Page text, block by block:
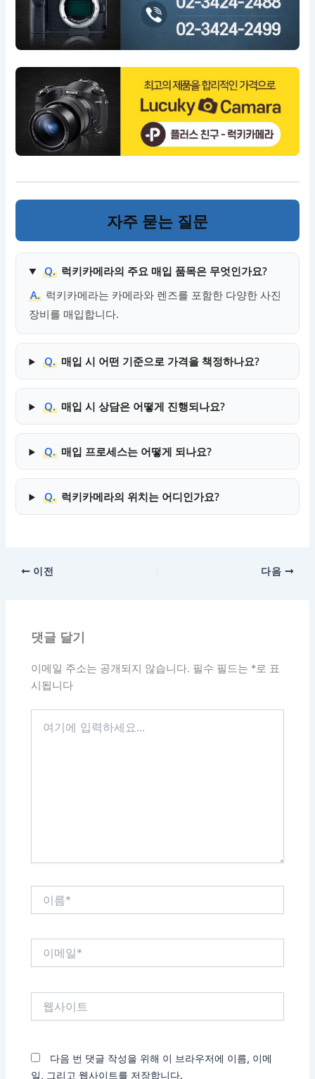
자주 묻는 질문
Q. 럭키카메라의 주요 매입 품목은 무엇인가요?
A. 럭키카메라는 카메라와 렌즈를 포함한 다양한 사진
장비를 매입합니다.
Q. 매입 시 어떤 기준으로 가격을 책정하나요?
Q. 매입 시 상담은 어떻게 진행되나요?
Q. 매입 프로세스는 어떻게 되나요?
Q. 럭키카메라의 위치는 어디인가요?
이전 다음
댓글 달기
이메일 주소는 공개되지 않습니다. 필수 필드는 *로 표
시됩니다
다음 번 댓글 작성을 위해 이 브라우저에 이름, 이메
일, 그리고 웹사이트를 저장합니다.